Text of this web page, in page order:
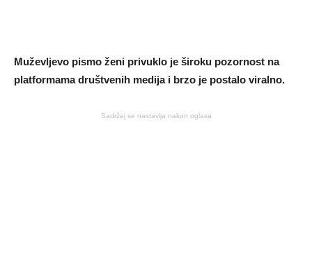
Muževljevo pismo ženi privuklo je široku pozornost na
platformama društvenih medija i brzo je postalo viralno.
Sadržaj se nastavlja nakon oglasa